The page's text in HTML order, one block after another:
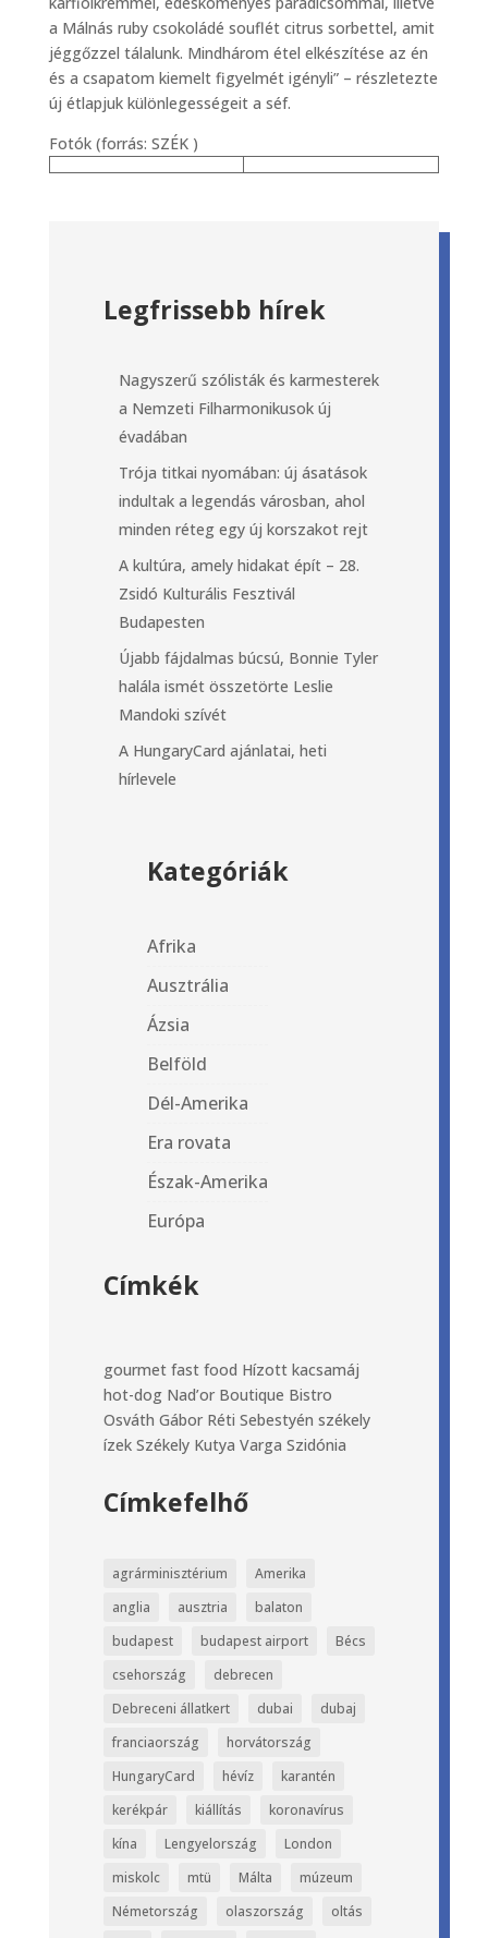
a Málnás ruby csokoládé souflét citrus sorbettel, amit
jéggőzzel tálalunk. Mindhárom étel elkészítése az én
és a csapatom kiemelt figyelmét igényli” – részletezte
új étlapjuk különlegességeit a séf.
Fotók (forrás: SZÉK )
Legfrissebb hírek
Nagyszerű szólisták és karmesterek
a Nemzeti Filharmonikusok új
évadában
Trója titkai nyomában: új ásatások
indultak a legendás városban, ahol
minden réteg egy új korszakot rejt
A kultúra, amely hidakat épít – 28.
Zsidó Kulturális Fesztivál
Budapesten
Újabb fájdalmas búcsú, Bonnie Tyler
halála ismét összetörte Leslie
Mandoki szívét
A HungaryCard ajánlatai, heti
hírlevele
Kategóriák
Afrika
Ausztrália
Ázsia
Belföld
Dél-Amerika
Era rovata
Észak-Amerika
Európa
Címkék
gourmet fast food Hízott kacsamáj
hot-dog Nad’or Boutique Bistro
Osváth Gábor Réti Sebestyén székely
ízek Székely Kutya Varga Szidónia
Címkefelhő
agrárminisztérium
Amerika
anglia
ausztria
balaton
budapest
budapest airport
Bécs
csehország
debrecen
Debreceni állatkert
dubai
dubaj
franciaország
horvátország
HungaryCard
hévíz
karantén
kerékpár
kiállítás
koronavírus
kína
Lengyelország
London
miskolc
mtü Málta
múzeum
Németország
olaszország
oltás